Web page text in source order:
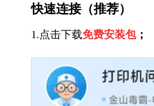
快速连接（推荐）
1.点击下载免费安装包；